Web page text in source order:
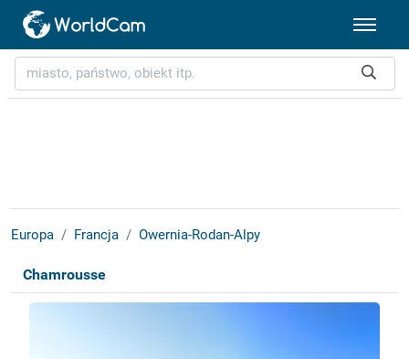
Europa Francja Owernia-Rodan-Alpy
Chamrousse